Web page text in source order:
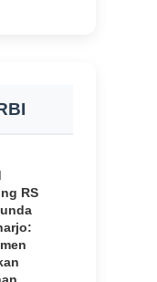
Hadapi Musim
Kemarau, Pemkab
Boyolali Perkuat
Mitigasi Kekeringan
RS